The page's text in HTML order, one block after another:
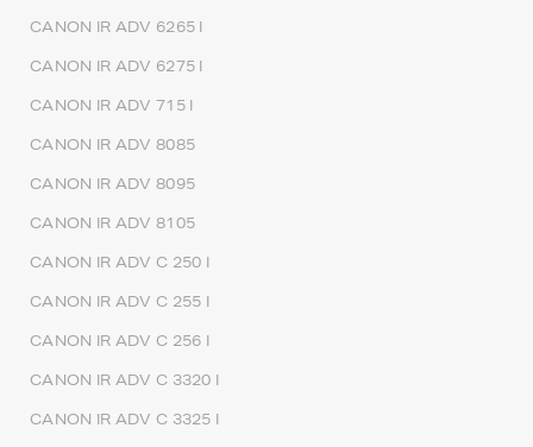
CANON IR ADV 6265 I
CANON IR ADV 6275 I
CANON IR ADV 715 I
CANON IR ADV 8085
CANON IR ADV 8095
CANON IR ADV 8105
CANON IR ADV C 250 I
CANON IR ADV C 255 I
CANON IR ADV C 256 I
CANON IR ADV C 3320 I
CANON IR ADV C 3325 I